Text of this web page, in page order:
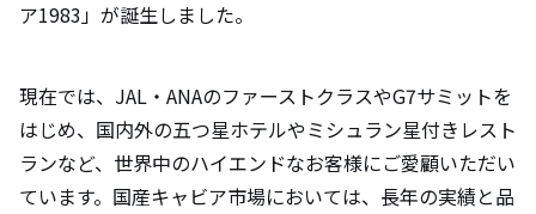
ア1983」が誕生しました。
現在では、JAL・ANAのファーストクラスやG7サミットを
はじめ、国内外の五つ星ホテルやミシュラン星付きレスト
ランなど、世界中のハイエンドなお客様にご愛顧いただい
ています。国産キャビア市場においては、長年の実績と品